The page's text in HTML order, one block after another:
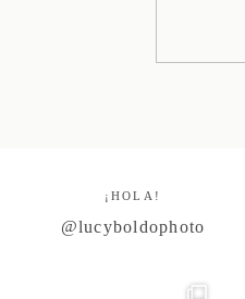
¡HOLA!
@lucyboldophoto